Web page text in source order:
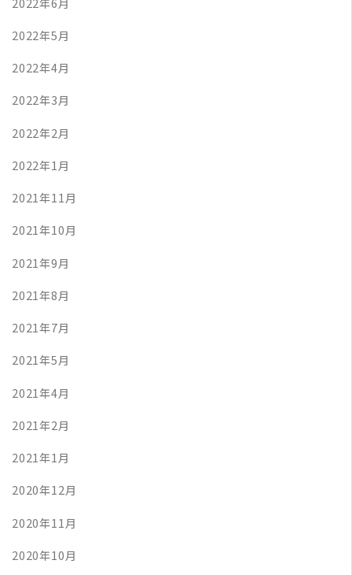
2022年5月
2022年4月
2022年3月
2022年2月
2022年1月
2021年11月
2021年10月
2021年9月
2021年8月
2021年7月
2021年5月
2021年4月
2021年2月
2021年1月
2020年12月
2020年11月
2020年10月